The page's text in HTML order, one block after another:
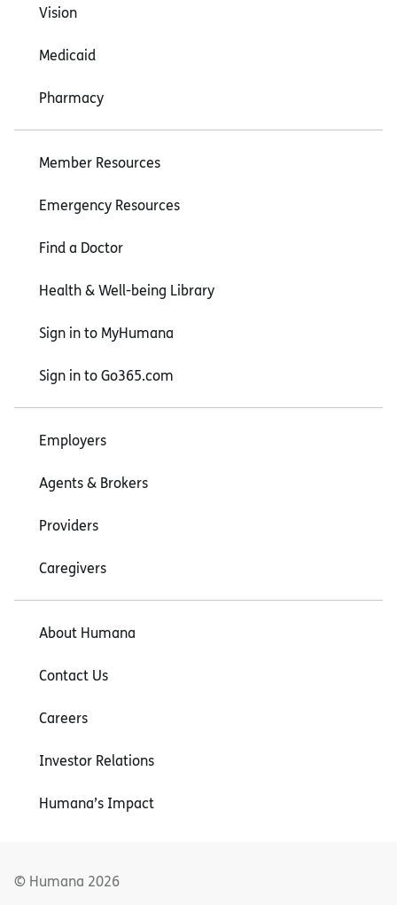
Vision
Medicaid
Pharmacy
Member Resources
Emergency Resources
Find a Doctor
Health & Well-being Library
Sign in to MyHumana
Sign in to Go365.com
Employers
Agents & Brokers
Providers
Caregivers
About Humana
Contact Us
Careers
Investor Relations
Humana’s Impact
© Humana 2026